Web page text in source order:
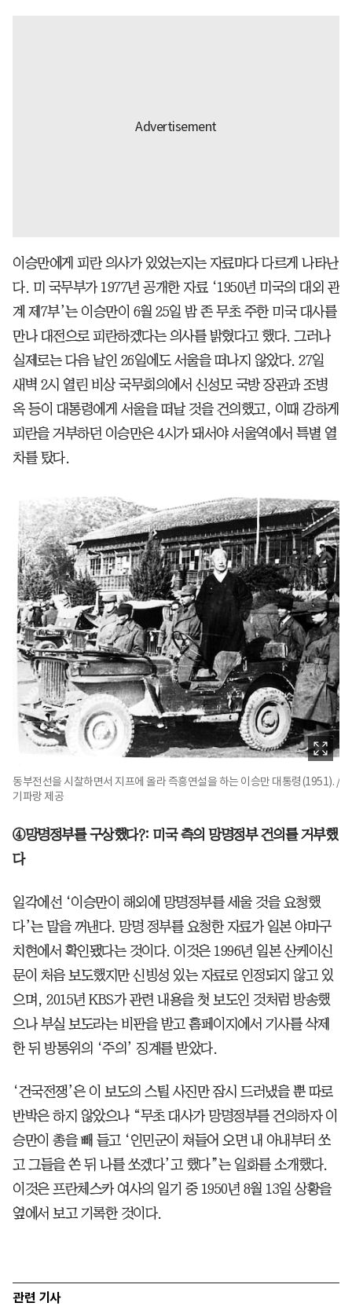
이승만에게 피란 의사가 있었는지는 자료마다 다르게 나타난
다. 미 국무부가 1977년 공개한 자료 ‘1950년 미국의 대외 관
계 제7부’는 이승만이 6월 25일 밤 존 무초 주한 미국 대사를
만나 대전으로 피란하겠다는 의사를 밝혔다고 했다. 그러나
실제로는 다음 날인 26일에도 서울을 떠나지 않았다. 27일
새벽 2시 열린 비상 국무회의에서 신성모 국방 장관과 조병
옥 등이 대통령에게 서울을 떠날 것을 건의했고, 이때 강하게
피란을 거부하던 이승만은 4시가 돼서야 서울역에서 특별 열
차를 탔다.
동부전선을 시찰하면서 지프에 올라 즉흥연설을 하는 이승만 대통령(1951). /
기파랑 제공
④망명정부를 구상했다?: 미국 측의 망명정부 건의를 거부했
다
일각에선 ‘이승만이 해외에 망명정부를 세울 것을 요청했
다’는 말을 꺼낸다. 망명 정부를 요청한 자료가 일본 야마구
치현에서 확인됐다는 것이다. 이것은 1996년 일본 산케이신
문이 처음 보도했지만 신빙성 있는 자료로 인정되지 않고 있
으며, 2015년 KBS가 관련 내용을 첫 보도인 것처럼 방송했
으나 부실 보도라는 비판을 받고 홈페이지에서 기사를 삭제
한 뒤 방통위의 ‘주의’ 징계를 받았다.
‘건국전쟁’은 이 보도의 스틸 사진만 잠시 드러냈을 뿐 따로
반박은 하지 않았으나 “무초 대사가 망명정부를 건의하자 이
승만이 총을 빼 들고 ‘인민군이 쳐들어 오면 내 아내부터 쏘
고 그들을 쏜 뒤 나를 쏘겠다’고 했다”는 일화를 소개했다.
이것은 프란체스카 여사의 일기 중 1950년 8월 13일 상황을
옆에서 보고 기록한 것이다.
관련 기사